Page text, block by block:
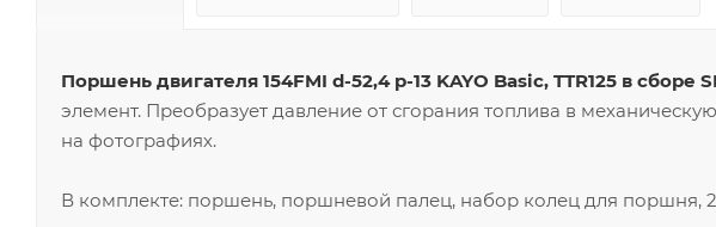
Поршень двигателя 154FMI d-52,4 p-13 KAYO Basic, TTR125 в сборе
элемент. Преобразует давление от сгорания топлива в
на фотографиях.
В комплекте: поршень, поршневой палец, набор колец для поршня,